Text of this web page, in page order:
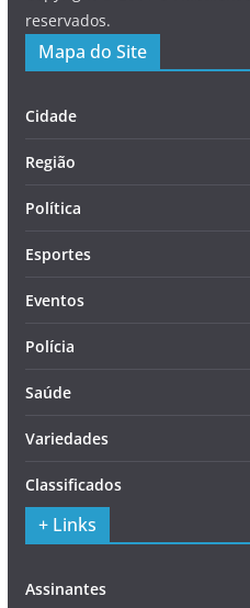
reservados.
Mapa do Site
Cidade
Região
Política
Esportes
Eventos
Polícia
Saúde
Variedades
Classificados
+ Links
Assinantes